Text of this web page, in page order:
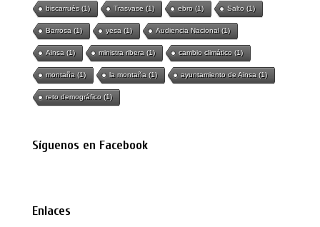
biscarrués(1) Trasvase(1) ebro(1) Salto(1)
Barrosa(1) yesa(1) Audiencia Nacional(1)
Ainsa(1) ministra ribera(1) cambio climático(1)
montaña(1) la montaña(1) ayuntamiento de Ainsa(1)
reto demográfico(1)
Síguenos en Facebook
Enlaces